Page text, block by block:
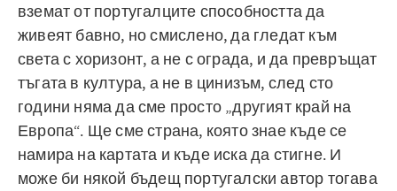
вземат от португалците способността да
живеят бавно, но смислено, да гледат към
света с хоризонт, а не с ограда, и да превръщат
тъгата в култура, а не в цинизъм, след сто
години няма да сме просто „другият край на
Европа“. Ще сме страна, която знае къде се
намира на картата и къде иска да стигне. И
може би някой бъдещ португалски автор тогава